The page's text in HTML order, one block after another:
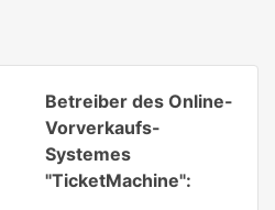
Betreiber des Online-
Vorverkaufs-
Systemes
"TicketMachine":